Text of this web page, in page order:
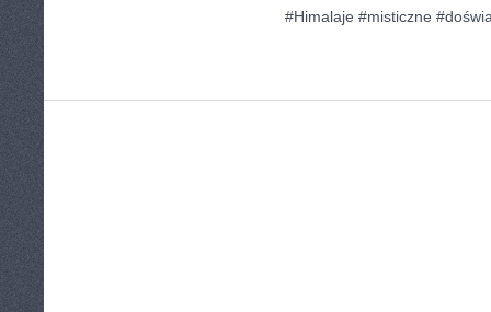
#Himalaje #misticzne